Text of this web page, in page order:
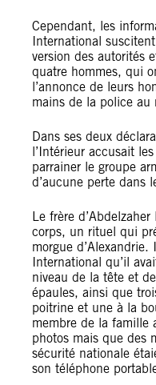
Cependant, les
International
version des autorités
quatre hommes, qui
l’annonce de leurs
mains de la police au
Dans ses deux
l’Intérieur accusait
parrainer le groupe
d’aucune perte dans
Le frère
corps, un rituel qui
morgue
International qu’il
niveau de la tête et
épaules, ainsi que
poitrine et une à la
membre de la famille
photos mais que des
sécurité nationale
son téléphone